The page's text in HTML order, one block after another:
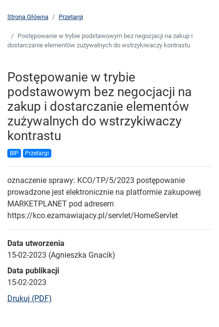
Strona Główna Przetargi
Postępowanie w trybie podstawowym bez negocjacji na zakup i
dostarczanie elementów zużywalnych do wstrzykiwaczy kontrastu
Postępowanie w trybie
podstawowym bez negocjacji na
zakup i dostarczanie elementów
zużywalnych do wstrzykiwaczy
kontrastu
BIP Przetargi
oznaczenie sprawy: KCO/TP/5/2023 postępowanie
prowadzone jest elektronicznie na platformie zakupowej
MARKETPLANET pod adresem
https://kco.ezamawiajacy.pl/servlet/HomeServlet
Data utworzenia
15-02-2023 (Agnieszka Gnacik)
Data publikacji
15-02-2023
Drukuj (PDF)